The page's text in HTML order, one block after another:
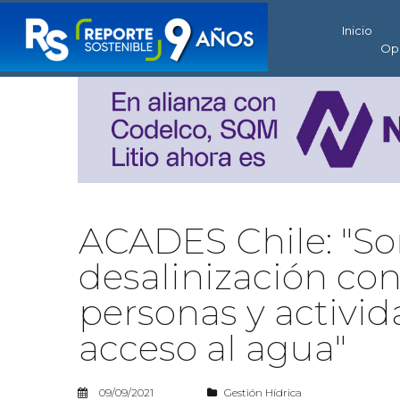
Inicio
ACADES Chile:
desalinización
personas y
acceso al agua"
09/09/2021 Gestión Hídrica